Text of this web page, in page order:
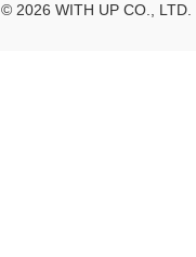
© 2026 WITH UP CO., LTD.